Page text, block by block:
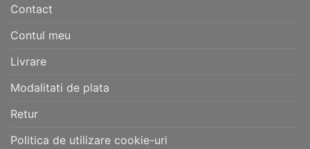
Contact
Contul meu
Livrare
Modalitati de plata
Retur
Politica de utilizare cookie-uri